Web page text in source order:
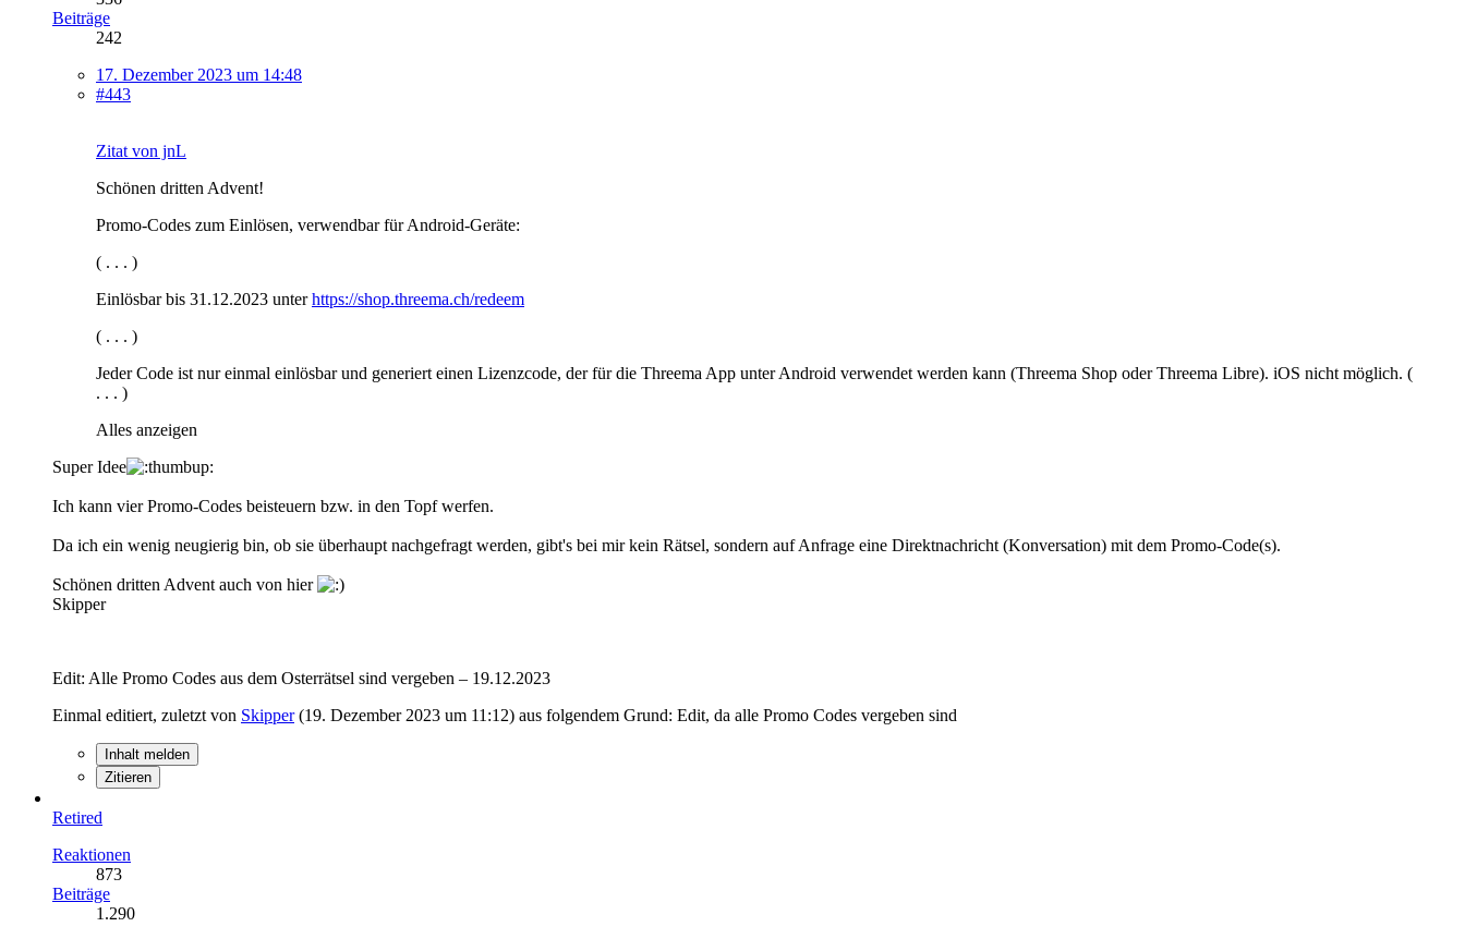
Beiträge
242
17. Dezember 2023 um 14:48
#443
Zitat von jnL
Schönen dritten Advent!
Promo-Codes zum Einlösen, verwendbar für Android-Geräte:
( . . . )
Einlösbar bis 31.12.2023 unterhttps://shop.threema.ch/redeem
( . . . )
Jeder Code ist nur einmal einlösbar und generiert einen Lizenzcode, der für die Threema App unter Android verwendet werden kann (Threema Shop oder Threema Libre). iOS nicht möglich. (
. . . )
Alles anzeigen
Super Idee
Ich kann vier Promo-Codes beisteuern bzw. in den Topf werfen.
Da ich ein wenig neugierig bin, ob sie überhaupt nachgefragt werden, gibt's bei mir kein Rätsel, sondern auf Anfrage eine Direktnachricht (Konversation) mit dem Promo-Code(s).
Schönen dritten Advent auch von hier
Skipper
Edit: Alle Promo Codes aus dem Osterrätsel sind vergeben – 19.12.2023
Einmal editiert, zuletzt von Skipper(19. Dezember 2023 um 11:12) aus folgendem Grund: Edit, da alle Promo Codes vergeben sind
Inhalt melden
Zitieren
Retired
Reaktionen
873
Beiträge
1.290